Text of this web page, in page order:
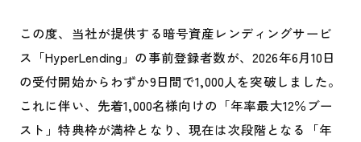
この度、当社が提供する暗号資産レンディングサービ
ス「HyperLending」の事前登録者数が、2026年6月10日
の受付開始からわずか9日間で1,000人を突破しました。
これに伴い、先着1,000名様向けの「年率最大12％ブー
スト」特典枠が満枠となり、現在は次段階となる「年